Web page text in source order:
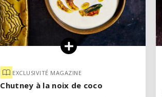
EXCLUSIVITÉ MAGAZINE
Chutney à la noix de coco
EXCLUSIVITÉ MAGAZINE
Chutney à la noix de coco